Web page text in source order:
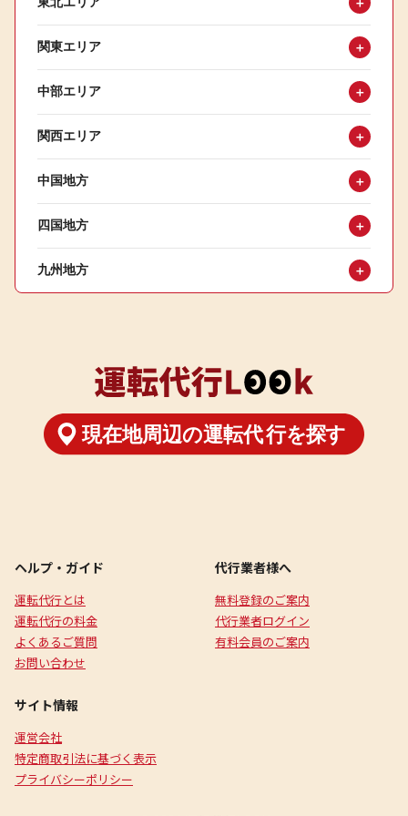
関東エリア ＋
中部エリア ＋
関西エリア ＋
中国地方 ＋
四国地方 ＋
九州地方 ＋
ヘルプ・ガイド
運転代行とは
運転代行の料金
よくあるご質問
お問い合わせ
代行業者様へ
無料登録のご案内
代行業者ログイン
有料会員のご案内
サイト情報
運営会社
特定商取引法に基づく表示
プライバシーポリシー